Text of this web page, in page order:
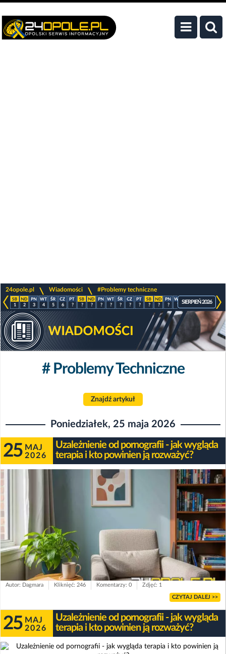
24opole.pl Wiadomości #Problemy techniczne
1 2 3 4 5 6 ? ? ? ? ? ? ? ? ? ? ? ? ? ? ?
SIERPIEŃ 2026
# Problemy Techniczne
Znajdź artykuł
Poniedziałek, 25 maja 2026
25 MAJ
2026
Uzależnienie od pornografii - jak wygląda
terapia i kto powinien ją rozważyć?
Autor: Dagmara Kliknięć: 246 Komentarzy: 0 Zdjęć: 1
CZYTAJ DALEJ >>
25 MAJ
2026
Uzależnienie od pornografii - jak wygląda
terapia i kto powinien ją rozważyć?